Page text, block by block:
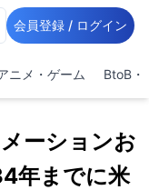
会員登録 / ログイン
ニメ・ゲーム BtoB・
ーションお
年までに米